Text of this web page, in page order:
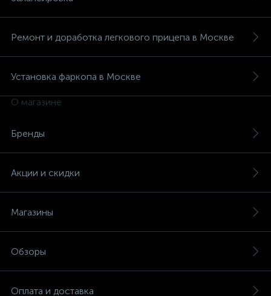
Ремонт и доработка легкового прицепа в Москве
Установка фаркопа в Москве
О магазине
Бренды
Акции и скидки
Магазины
Обзоры
Оплата и доставка